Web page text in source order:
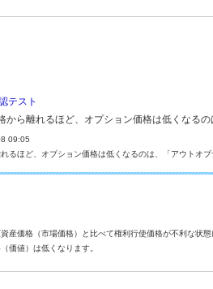
テスト
から離れるほど、オプション価格は低くなる
09:05
るほど、オプション価格は低くなるのは、「アウトオ
資産価格（市場価格）と比べて権利行使価格が不利な
価値）は低くなります。